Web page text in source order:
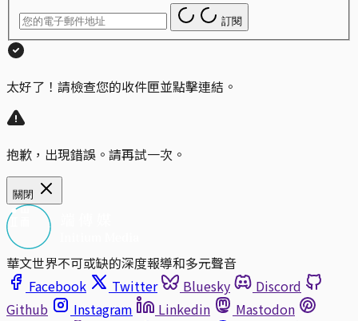
訂閱
太好了！請檢查您的收件匣並點擊連結。
抱歉，出現錯誤。請再試一次。
關閉
華文世界不可或缺的深度報導和多元聲音
Facebook
Twitter Bluesky
Discord
Github
Instagram Linkedin
Mastodon